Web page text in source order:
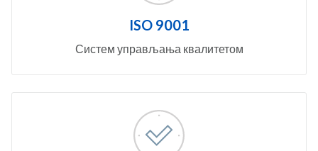
ISO 9001
Систем управљања квалитетом